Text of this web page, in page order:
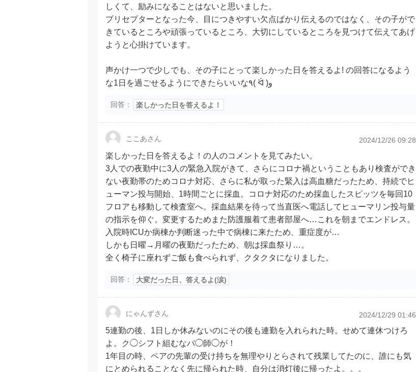
しくて、励みになることはないと思いました。
プリセプターとなった今、目につきやすい欠点ばかり伝えるのではなく、その子がで
きているところや頑張っているところ、大切にしているところを見つけて伝えてあげ
ようと心掛けています。
声かけ一つで少しでも、その子にとって楽しかった日を答えるよ! の回答になるよう
な1日を過ごせるようにできたらいいな٩( ᐛ )و
回答： 楽しかった日を答えるよ！
ここあさん 2024/12/26 09:28
楽しかった日を答えるよ！の人のコメントを見てみたい。
3人での夜勤中に3人の緊急入院がきて、さらにコロナ禍ということもあり検査ができ
ない夜勤帯のためコロナ対応、さらに私が取った緊入は高血糖だったため、持続でヒ
ューマン投与開始、1時間ごとに採血。コロナ対応のため採血したスピッツを毎回10
フロアも移動して検査室へ。採血結果を待って当直医へ電話してヒューマリン投与量
の指示を仰ぐ。変更するためまた防護服着て患者部屋へ…これを朝までエンドレス。
入院時ICUか病棟か判断迷った中で病棟に来たため、重症度が…
しかも日曜→月曜の夜勤だったため、朝は採血祭り…。
全く椅子に座れずご飯も食べられず、クタクタになりました。
回答： 大変だった日、答えるよ(涙)
にゃんずさん 2024/12/29 01:46
5連勤の後、1日しか休みないのにその後も連勤を入れられた時。せめて連休つけろ
よ。ク◯シフト組むなバ◯師◯が！
1年目の時、ペアの先輩の受け持ちを無理やりとらされて残業してたのに、誰にも気
にとめられることなく先に帰られた時、自分は消灯後に帰ったよ。。。